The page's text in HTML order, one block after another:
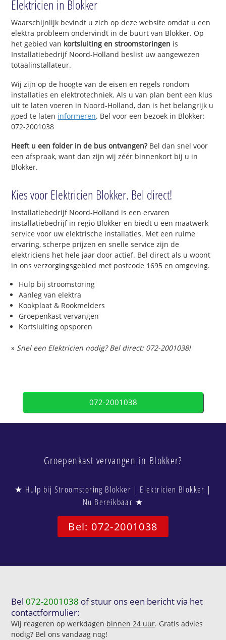
Elektricien in Blokker
Waarschijnlijk bevindt u zich op deze website omdat u een
elektra probleem ondervindt in de buurt van Blokker. Op
het gebied van kortsluiting en stroomstoringen is
Installatiebedrijf Noord-Holland beslist uw aangewezen
totaalinstallateur.
Wij zijn op de hoogte van de eisen en regels rondom
installaties en elektrotechniek. Als u van plan bent een klus
uit te laten voeren in Noord-Holland, dan is het belangrijk u
goed te laten informeren. Bel voor een bezoek in Blokker:
072-2001038
Heeft u een folder in de bus ontvangen?Bel dan snel voor
een afspraak, want dan zijn wij zéér binnenkort bij u in
Blokker.
Kies voor Elektricien Blokker. Bel direct!
Installatiebedrijf Noord-Holland is een ervaren
installatiebedrijf in regio Blokker en biedt u een maatwerk
service voor uw elektrische installaties. Met een ruime
ervaring, scherpe prijzen en snelle service zijn de
elektriciens het hele jaar door actief. Bel direct als u woont
in ons verzorgingsgebied met postcode 1695 en omgeving.
Hulp bij stroomstoring
Aanleg van elektra
Kookplaat & Rookmelders
Groepenkast vervangen
Kortsluiting opsporen
» Snel een Elektricien nodig? Bel direct: 072-2001038!
072-2001038
Groepenkast vervangen in Blokker?
★ Hulp bij Stroomstoring Blokker | Elektricien Blokker |
Nu Bereikbaar ★
Bel: 072-2001038
Bel072-2001038 of stuur ons een bericht via het
contactformulier:
Wij reageren op werkdagen binnen 24 uur. Gratis advies
nodig? Bel ons vandaag nog!